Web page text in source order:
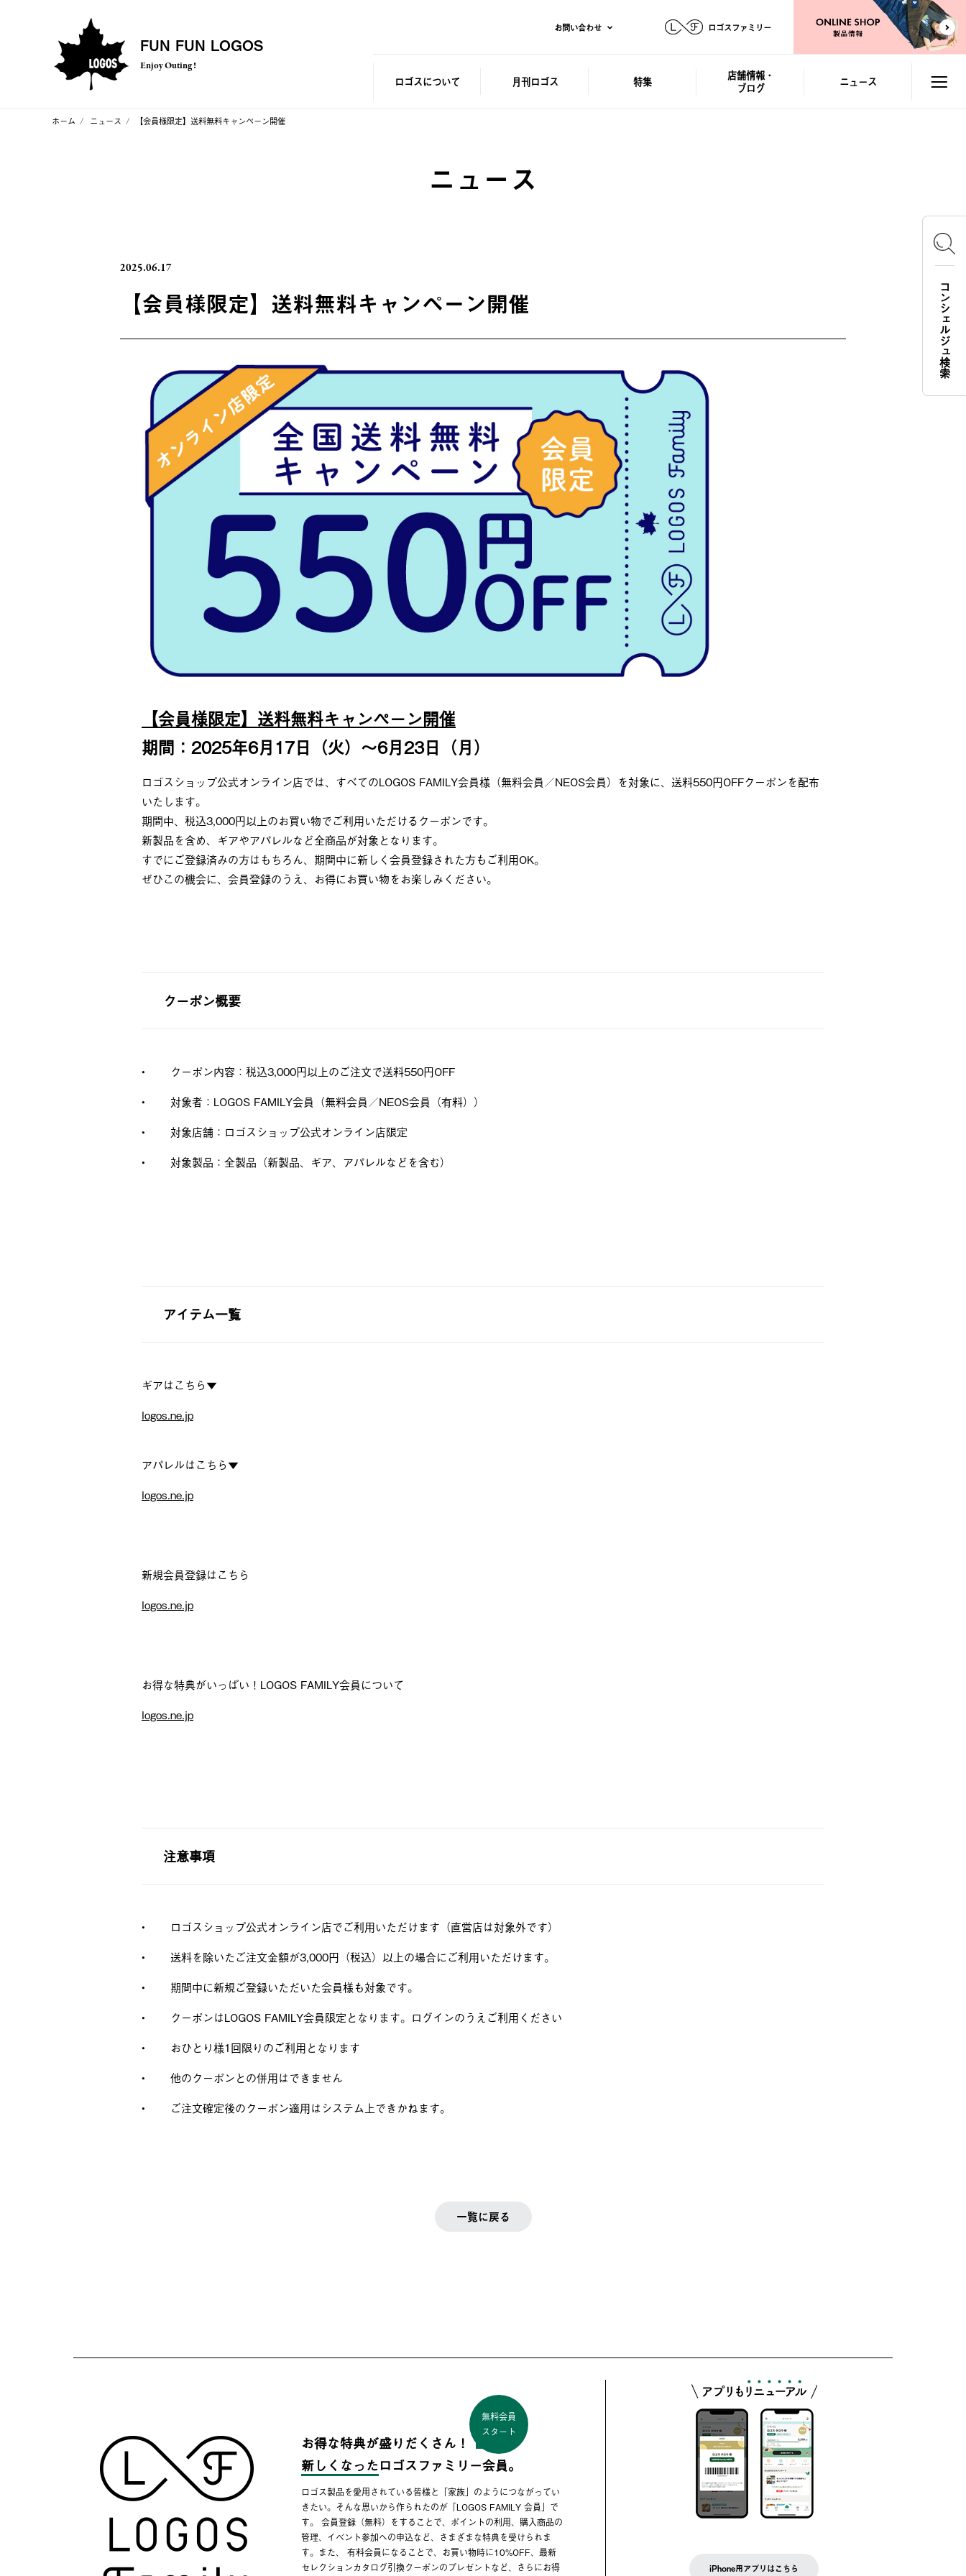
FUN FUN LOGOS
Enjoy Outing !
お問い合わせ ロゴスファミリー
ロゴスについて 月刊ロゴス 特集
店舗情報・
ブログ
ニュース
ホーム ニュース 【会員様限定】送料無料キャンペーン開催
ニュース
2025.06.17
【会員様限定】送料無料キャンペーン開催
【会員様限定】送料無料キャンペーン開催
期間：2025年6月17日（火）～6月23日（月）
ロゴスショップ公式オンライン店では、すべてのLOGOS FAMILY会員様（無料会員／NEOS会員）を対象に、送料550円OFFクーポンを配布
いたします。
期間中、税込3,000円以上のお買い物でご利用いただけるクーポンです。
新製品を含め、ギアやアパレルなど全商品が対象となります。
すでにご登録済みの方はもちろん、期間中に新しく会員登録された方もご利用OK。
ぜひこの機会に、会員登録のうえ、お得にお買い物をお楽しみください。
クーポン概要
•
クーポン内容：税込3,000円以上のご注文で送料550円OFF
•
対象者：LOGOS FAMILY会員（無料会員／NEOS会員（有料））
•
対象店舗：ロゴスショップ公式オンライン店限定
•
対象製品：全製品（新製品、ギア、アパレルなどを含む）
アイテム一覧
ギアはこちら▼
logos.ne.jp
アパレルはこちら▼
logos.ne.jp
新規会員登録はこちら
logos.ne.jp
お得な特典がいっぱい！LOGOS FAMILY会員について
logos.ne.jp
注意事項
•
ロゴスショップ公式オンライン店でご利用いただけます（直営店は対象外です）
•
送料を除いたご注文金額が3,000円（税込）以上の場合にご利用いただけます。
•
期間中に新規ご登録いただいた会員様も対象です。
•
クーポンはLOGOS FAMILY会員限定となります。ログインのうえご利用ください
•
おひとり様1回限りのご利用となります
•
他のクーポンとの併用はできません
•
ご注文確定後のクーポン適用はシステム上できかねます。
一覧に戻る
お得な特典が盛りだくさん！
無料会員
スタート
新しくなったロゴスファミリー会員。
ロゴス製品を愛用されている皆様と「家族」のようにつながってい
きたい。そんな思いから作られたのが「LOGOS FAMILY 会員」で
す。 会員登録（無料）をすることで、ポイントの利用、購入商品の
管理、イベント参加への申込など、さまざまな特典を受けられま
す。また、 有料会員になることで、お買い物時に10%OFF、最新
セレクションカタログ引換クーポンのプレゼントなど、さらにお得
iPhone用アプリはこちら
コンシェルジュ検索